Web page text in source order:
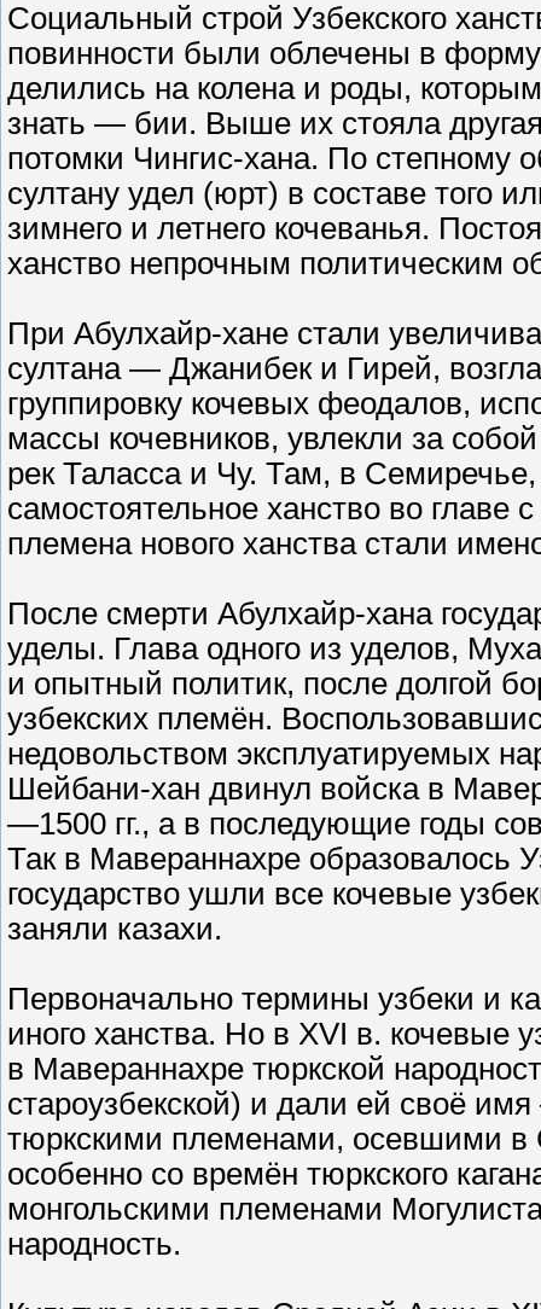
Социальный строй Узбекского
повинности были облечены в
делились на колена и роды,
знать — бии. Выше их стояла
потомки Чингис-хана. По
султану удел (юрт) в составе того
зимнего и летнего кочеванья.
ханство непрочным политическим
При Абулхайр-хане стали
султана — Джанибек и Гирей,
группировку кочевых феодалов,
массы кочевников, увлекли за
рек Таласса и Чу. Там, в Семиречье,
самостоятельное ханство во главе
племена нового ханства стали
После смерти Абулхайр-хана
уделы. Глава одного из уделов,
и опытный политик, после долгой
узбекских племён.
недовольством эксплуатируемых
Шейбани-хан двинул войска в
—1500 гг., а в последующие годы
Так в Мавераннахре образовалось
государство ушли все кочевые
заняли казахи.
Первоначально термины узбеки и
иного ханства. Но в XVI в. кочевые
в Мавераннахре тюркской
староузбекской) и дали ей своё
тюркскими племенами, осевшими
особенно со времён тюркского
монгольскими племенами
народность.